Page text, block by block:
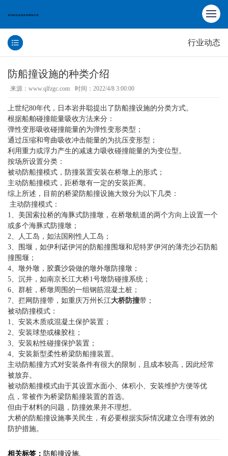
行业动态
防船撞设施的种类介绍
来源：www.qlfzgc.com 时间：2022/4/8 3:00:00
上世纪80年代，日本岩井聪提出了防船撞设施的分类方式。
根据船舶碰撞能量吸收方法来分：
弹性变形吸收碰撞能量的为弹性变形类型；
通过压缩和弯曲吸收冲击能量的为抗压变形型；
利用重力或浮力产生的减速力吸收碰撞能量的为变位型。
按场所设置分类：
被动防船撞模式，防撞装置安装在桥墩上的形式；
主动防船撞模式，距桥墩有一定的安装距离。
综上所述，目前的桥梁防船撞设施大致分为以下几类：
主动防撞模式：
1、美国索拉桥的海豚式防撞墩，在桥墩航道的两个方向上设置一个
或多个海豚式防撞墩；
2、人工岛，如法国刚性人工岛；
3、围堰，如伊利诺伊河的防船撞围堰和尼特罗伊河的薄壳沙石防船
撞围堰；
4、墩外墩，胶囊沙袋做的墩外墩防撞墩；
5、沉井，如南京长江大桥1号墩防碰撞系统；
6、群桩，桥墩周围的一组钢筋混凝土桩；
7、拦网防撞带，如重庆万州长江大桥防撞带；
被动防撞模式：
1、安装木质或混凝土保护装置；
2、安装球垫或橡胶柱；
3、安装粘性碰撞保护装置；
4、安装新型柔性桥梁防船撞装置。
主动防船撞方式对安装条件有很大的限制，且成本较高，因此经常
被放弃。
被动防船撞模式由于其设置水面小、体积小、安装维护方便等优
点，常被作为桥梁防船撞装置的首选。
但由于材料的问题，防撞效果并不理想。
大桥的防船撞设施事关民生，有必要根据实际情况建立合理有效的
防护措施。
相关标签： 防船撞设施,